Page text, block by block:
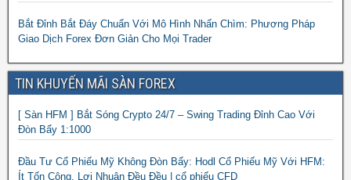
Bắt Đỉnh Bắt Đáy Chuẩn Với Mô Hình Nhấn Chìm: Phương Pháp
Giao Dịch Forex Đơn Giản Cho Mọi Trader
TIN KHUYẾN MÃI SÀN FOREX
[ Sàn HFM ] Bắt Sóng Crypto 24/7 – Swing Trading Đỉnh Cao Với
Đòn Bẩy 1:1000
Đầu Tư Cổ Phiếu Mỹ Không Đòn Bẩy: Hodl Cổ Phiếu Mỹ Với HFM:
Ít Tốn Công, Lợi Nhuận Đều Đều | cổ phiếu CFD